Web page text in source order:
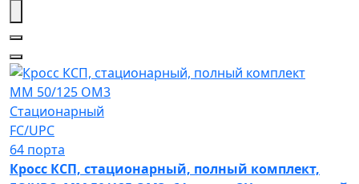
MM 50/125 OM3
Стационарный
FC/UPC
64 порта
Кросс КСП, стационарный, полный комплект,